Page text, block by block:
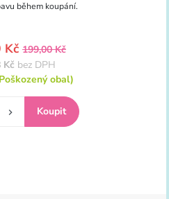
během koupání.
Kč 199,00 Kč
Kč bez DPH
obal)